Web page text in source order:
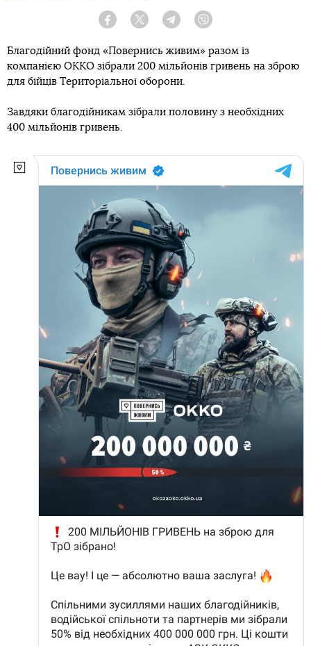
Facebook Twitter Telegram
Благодійний фонд «Повернись живим» разом із
компанією ОККО зібрали 200 мільйонів гривень на зброю
для бійців Територіальної оборони.
Завдяки благодійникам зібрали половину з необхідних
400 мільйонів гривень.